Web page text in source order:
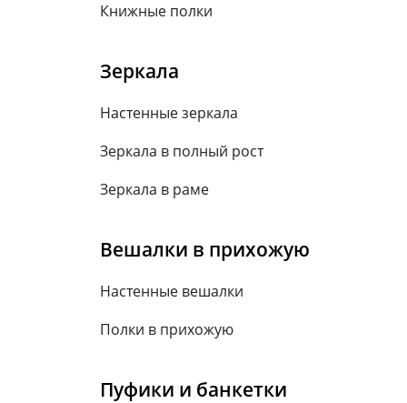
Книжные полки
Зеркала
Настенные зеркала
Зеркала в полный рост
Зеркала в раме
Вешалки в прихожую
Настенные вешалки
Полки в прихожую
Пуфики и банкетки